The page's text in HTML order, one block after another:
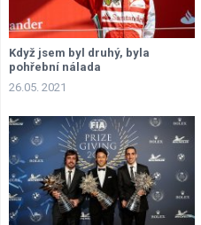
Když jsem byl druhý, byla
pohřební nálada
26.05. 2021